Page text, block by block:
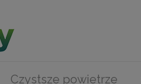
Czystsze powietrze